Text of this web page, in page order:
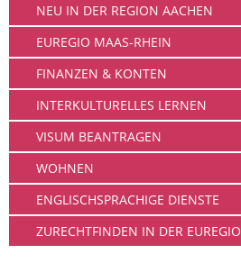
NEU IN DER REGION AACHEN
EUREGIO MAAS-RHEIN
FINANZEN & KONTEN
INTERKULTURELLES LERNEN
VISUM BEANTRAGEN
WOHNEN
ENGLISCHSPRACHIGE DIENSTE
ZURECHTFINDEN IN DER EUREGIO